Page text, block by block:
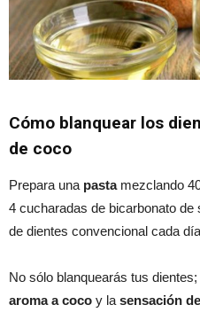
Cómo blanquear los
de coco
Prepara una pastamezclando
4 cucharadas de bicarbonato
de dientes convencional cada
No sólo blanquearás tus
aroma a coco y la sensación